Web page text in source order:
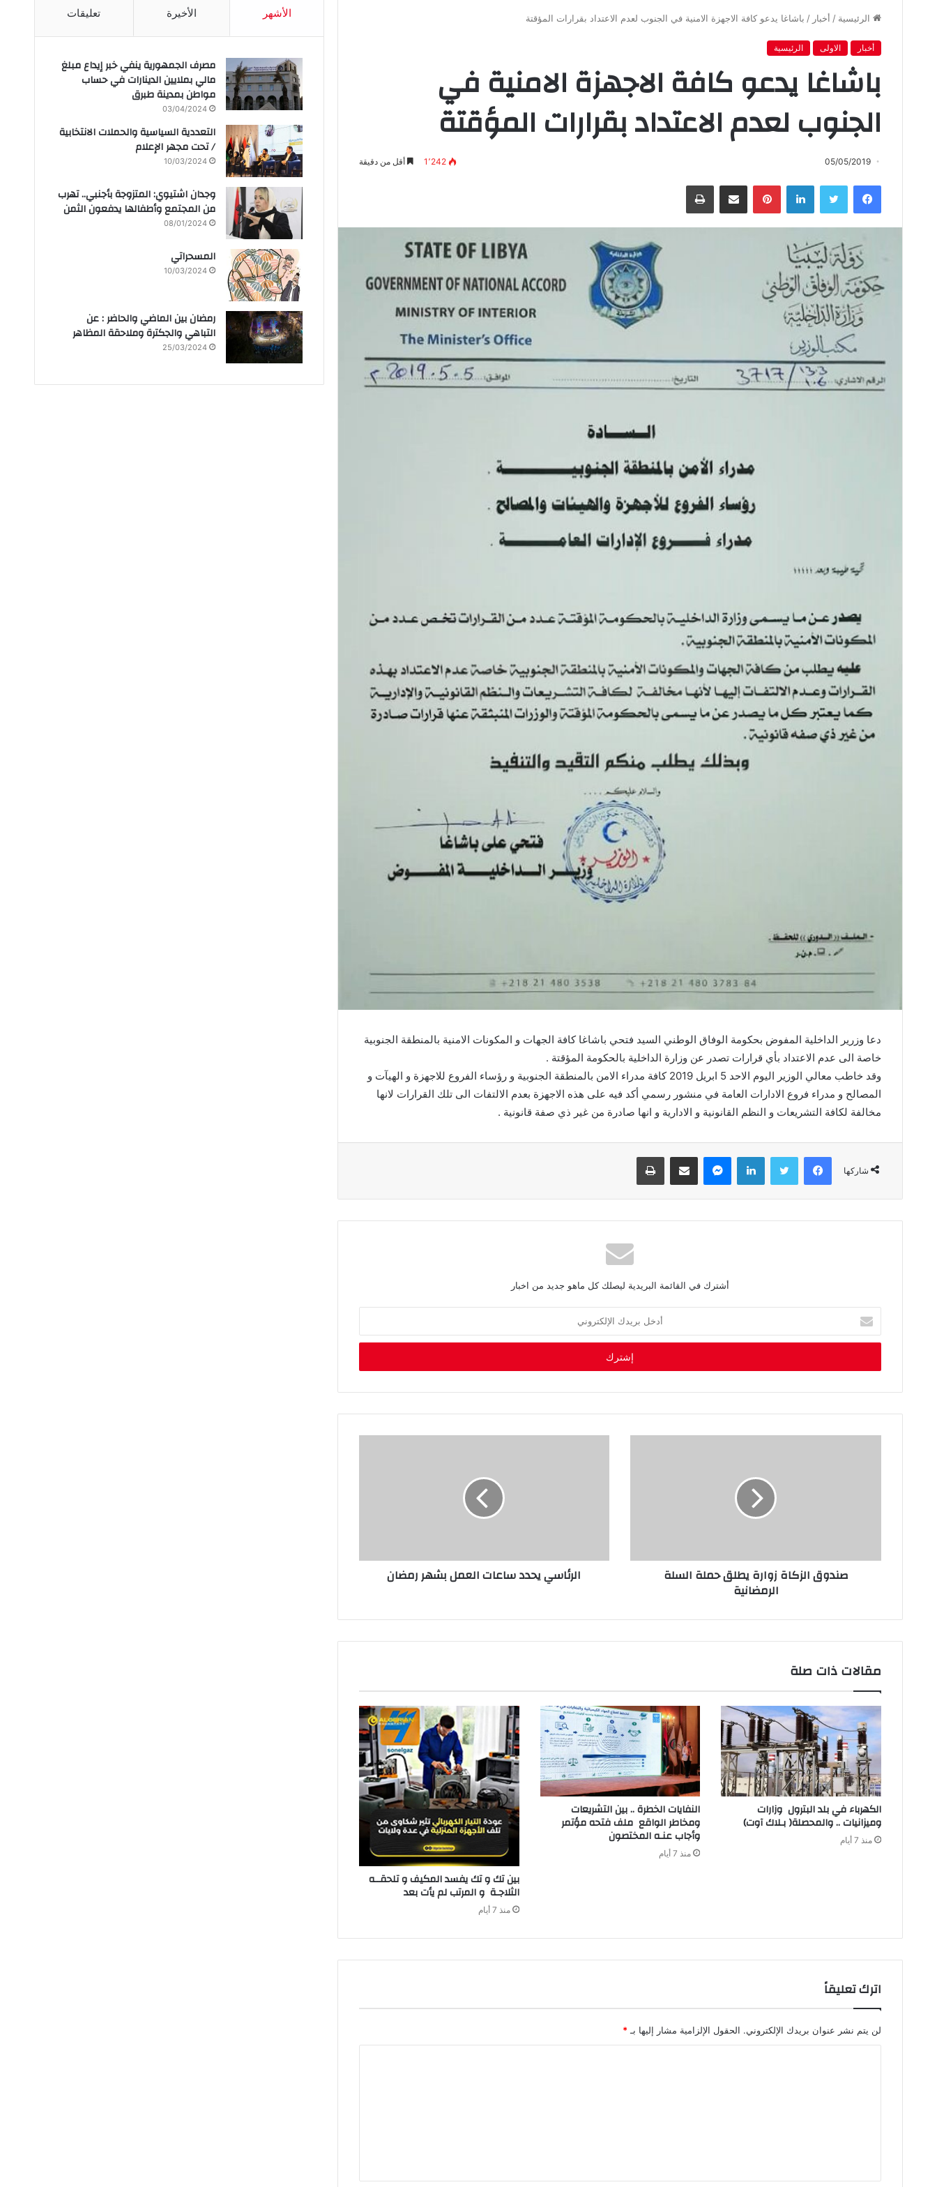
الرئيسية / أخبار / باشاغا يدعو كافة الاجهزة الامنية في الجنوب لعدم الاعتداد بقرارات المؤقتة
أخبار الاولى الرئيسية
باشاغا يدعو كافة الاجهزة الامنية في
الجنوب لعدم الاعتداد بقرارات المؤقتة
05/05/2019 1٬242 أقل من دقيقة
فيسبوك تويتر لينكدإن بينتيريست مشاركة عبر البريد طباعة
دعا وزرير الداخلية المفوض بحكومة الوفاق الوطني السيد فتحي باشاغا كافة الجهات و المكونات الامنية بالمنطقة الجنوبية
خاصة الى عدم الاعتداد بأي قرارات تصدر عن وزارة الداخلية بالحكومة المؤقتة .
وقد خاطب معالي الوزير اليوم الاحد 5 ابريل 2019 كافة مدراء الامن بالمنطقة الجنوبية و رؤساء الفروع للاجهزة و الهيآت و
المصالح و مدراء فروع الادارات العامة في منشور رسمي أكد فيه على هذه الاجهزة بعدم الالتفات الى تلك القرارات لانها
مخالفة لكافة التشريعات و النظم القانونية و الادارية و انها صادرة من غير ذي صفة قانونية .
شاركها
فيسبوك تويتر لينكدإن ماسنجر مشاركة عبر البريد طباعة
أشترك في القائمة البريدية ليصلك كل ماهو جديد من اخبار
خ
ب
د
ن
صندوق الزكاة زوارة يطلق حملة السلة
الرمضانية
الرئاسي يحدد ساعات العمل بشهر رمضان
مقالات ذات صلة
الكهرباء‭ ‬في‭ ‬بلد‭ ‬البترول‭ ‬ وزارات‭
‬وميزانيات‭ .. ‬والمحصلة‭ )‬بـلاك‭ ‬آوت)
منذ 7 أيام
النفايات‭ ‬الخطرة‭ .. ‬بين‭ ‬التشريعات‭
‬ومخاطر‭ ‬الواقع ملف‭ ‬فتحه‭ ‬مؤتمر‭
‬وأجاب‭ ‬عنـه‭ ‬المختصون
منذ 7 أيام
‬الثلاجـة‭ ‬و‭ ‬المرتب‭ ‬لم‭ ‬يأت‭ ‬بعد‭ ‬
منذ 7 أيام
اترك تعليقاً
لن يتم نشر عنوان بريدك الإلكتروني. الحقول الإلزامية مشار إليها بـ *
ق
الأشهر الأخيرة تعليقات
مصرف الجمهورية ينفي خبر إيداع مبلغ
مالي بملايين الدينارات في حساب
مواطن بمدينة طبرق
03/04/2024
التعددية السياسية والحملات الانتخابية
/ تحت مجهر الإعلام
10/03/2024
وجدان اشتيوي: المتزوجة بأجنبي.. تهرب
من المجتمع وأطفالها يدفعون الثمن
08/01/2024
المسحراتي
10/03/2024
رمضان بين الماضي والحاضر : عن
التباهي والجكترة وملاحقة المظاهر
25/03/2024